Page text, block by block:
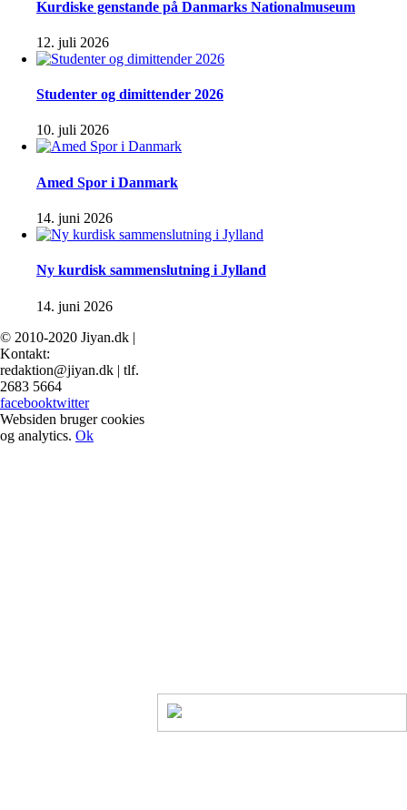
Kurdiske genstande på Danmarks Nationalmuseum
12. juli 2026
Studenter og dimittender 2026
10. juli 2026
Amed Spor i Danmark
14. juni 2026
Ny kurdisk sammenslutning i Jylland
14. juni 2026
© 2010-2020 Jiyan.dk |
Kontakt:
redaktion@jiyan.dk | tlf.
2683 5664
facebooktwitter
Websiden bruger cookies
og analytics. Ok